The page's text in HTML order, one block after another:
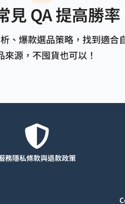
見 QA 提高勝率
、爆款選品策略，找到適合
來源，不囤貨也可以！
務隱私條款與退款政策